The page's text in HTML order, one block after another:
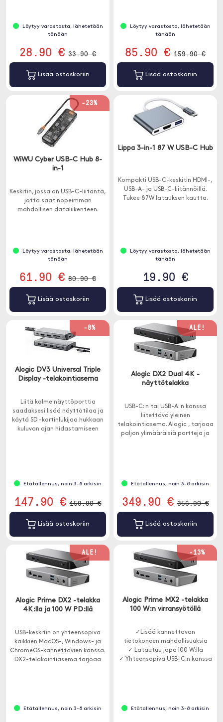
Löytyy varastosta, lähetetään
tänään
28.90 € 33.90 €
Lisää ostoskoriin
Löytyy varastosta, lähetetään
tänään
85.90 € 159.90 €
Lisää ostoskoriin
-23%
WiWU Cyber USB-C Hub 8-
in-1
Keskitin, jossa on USB-C-liitäntä,
jotta saat nopeimman
mahdollisen dataliikenteen.
Löytyy varastosta, lähetetään
tänään
61.90 € 80.90 €
Lisää ostoskoriin
Lippa 3-in-1 87 W USB-C Hub
Kompakti USB-C-keskitin HDMI-,
USB-A- ja USB-C-liitännöillä.
Tukee 87W latauksen kautta.
Löytyy varastosta, lähetetään
tänään
19.90 €
Lisää ostoskoriin
-8%
Alogic DV3 Universal Triple
Display -telakointiasema
Liitä kolme näyttöporttia
saadaksesi lisää näyttötilaa ja
käytä SD -kortinlukijaa hukkaan
kuluvan ajan hidastamiseen
Etätallennus, noin 3-8 arkisin
147.90 € 159.90 €
Lisää ostoskoriin
ALE!
Alogic DX2 Dual 4K -
näyttötelakka
USB-C: n tai USB-A: n kanssa
liitettävä yleinen
telakointiasema. Alogic , tarjoaa
paljon ylimääräisiä portteja ja
Etätallennus, noin 3-8 arkisin
349.90 € 356.90 €
Lisää ostoskoriin
ALE!
Alogic Prime DX2 -telakka
4K:lla ja 100 W PD:llä
USB-keskitin on yhteensopiva
kaikkien MacOS-, Windows- ja
ChromeOS-kannettavien kanssa.
DX2-telakointiasema tarjoaa
Etätallennus, noin 3-8 arkisin
-13%
Alogic Prime MX2 -telakka
100 W:n virransyötöllä
✓Lisää kannettavan
tietokoneen mahdollisuuksia
✓ Latautuu jopa 100 W:lla
✓ Yhteensopiva USB-C:n kanssa
Etätallennus, noin 3-8 arkisin